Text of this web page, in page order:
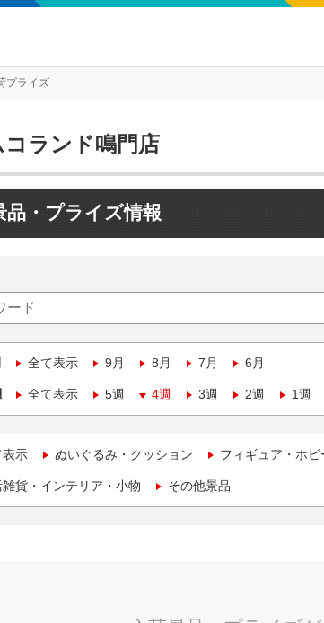
プライズ
ランド鳴門店
品・プライズ情報
全て表示 9月 8月 7月 6月
全て表示 5週 4週 3週 2週 1週
表示 ぬいぐるみ・クッション フィギュア・ホビ
貨・インテリア・小物 その他景品